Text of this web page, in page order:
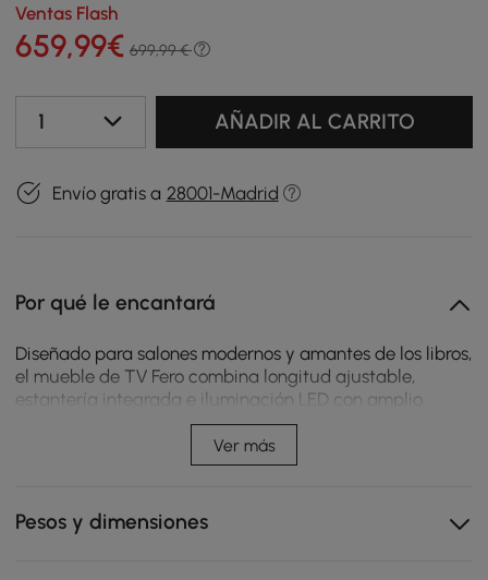
Ventas Flash
659,99€ 699,99 €
1 AÑADIR AL CARRITO
Envío gratis a 28001-Madrid
Por qué le encantará
Diseñado para salones modernos y amantes de los libros,
el mueble de TV Fero combina longitud ajustable,
estantería integrada e iluminación LED con amplio
almacenamiento para mantener los espacios elegantes
diferentes diseños de habitaciones y tamaños de TV.
Ver más
Pesos y dimensiones